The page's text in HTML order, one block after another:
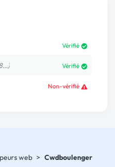
Vérifié
Vérifié
Non-vérifié
web > Cwdboulenger